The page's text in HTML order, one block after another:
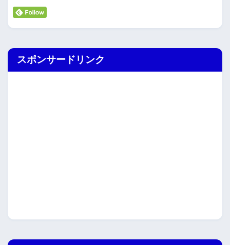
スポンサードリンク